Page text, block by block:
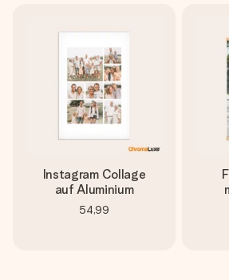
Instagram Collage
auf Aluminium
54,99